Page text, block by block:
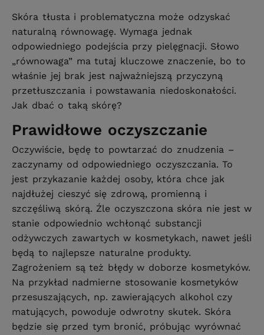
Skóra tłusta i problematyczna może odzyskać
naturalną równowagę. Wymaga jednak
odpowiedniego podejścia przy pielęgnacji. Słowo
„równowaga” ma tutaj kluczowe znaczenie, bo to
właśnie jej brak jest najważniejszą przyczyną
przetłuszczania i powstawania niedoskonałości.
Jak dbać o taką skórę?
Prawidłowe oczyszczanie
Oczywiście, będę to powtarzać do znudzenia –
zaczynamy od odpowiedniego oczyszczania. To
jest przykazanie każdej osoby, która chce jak
najdłużej cieszyć się zdrową, promienną i
szczęśliwą skórą. Źle oczyszczona skóra nie jest w
stanie odpowiednio wchłonąć substancji
odżywczych zawartych w kosmetykach, nawet jeśli
będą to najlepsze naturalne produkty.
Zagrożeniem są też błędy w doborze kosmetyków.
Na przykład nadmierne stosowanie kosmetyków
przesuszających, np. zawierających alkohol czy
matujących, powoduje odwrotny skutek. Skóra
będzie się przed tym bronić, próbując wyrównać